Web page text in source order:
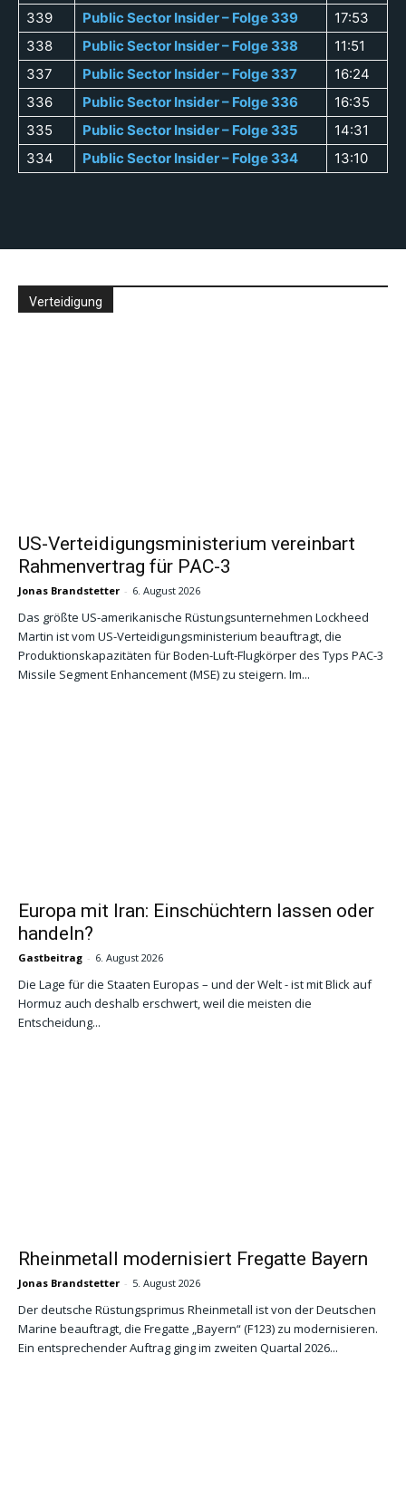
339
Public Sector Insider – Folge 339
17:53
338
Public Sector Insider – Folge 338
11:51
337
Public Sector Insider – Folge 337
16:24
336
Public Sector Insider – Folge 336
16:35
335
Public Sector Insider – Folge 335
14:31
334
Public Sector Insider – Folge 334 13:10
Verteidigung
US-Verteidigungsministerium vereinbart
Rahmenvertrag für PAC-3
Jonas Brandstetter - 6. August 2026
Das größte US-amerikanische Rüstungsunternehmen Lockheed
Martin ist vom US-Verteidigungsministerium beauftragt, die
Produktionskapazitäten für Boden-Luft-Flugkörper des Typs PAC-3
Missile Segment Enhancement (MSE) zu steigern. Im...
Europa mit Iran: Einschüchtern lassen oder
handeln?
Gastbeitrag - 6. August 2026
Die Lage für die Staaten Europas – und der Welt - ist mit Blick auf
Hormuz auch deshalb erschwert, weil die meisten die
Entscheidung...
Rheinmetall modernisiert Fregatte Bayern
Jonas Brandstetter - 5. August 2026
Der deutsche Rüstungsprimus Rheinmetall ist von der Deutschen
Marine beauftragt, die Fregatte „Bayern“ (F123) zu modernisieren.
Ein entsprechender Auftrag ging im zweiten Quartal 2026...